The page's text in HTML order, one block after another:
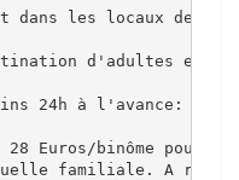
dans les locaux de
d'adultes et/ou
moins 24h à l'avance:
Euros/binôme pour
familiale. A